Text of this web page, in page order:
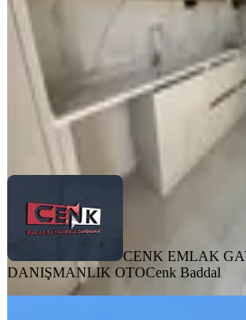
CENK EMLAK GAYRİMENKUL
CENK EMLAK
DANIŞMANLIK OTOCenk Baddal